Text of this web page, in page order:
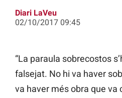
Diari LaVeu
02/10/2017 09:45
“La paraula sobrecostos
falsejat. No hi va haver
va haver més obra que va